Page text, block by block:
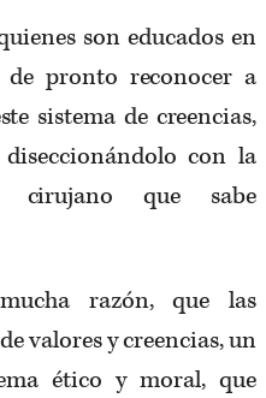
son educados en
de pronto reconocer a
sistema de creencias,
con la
cirujano que sabe
razón, que las
valores y creencias, un
ético y moral, que